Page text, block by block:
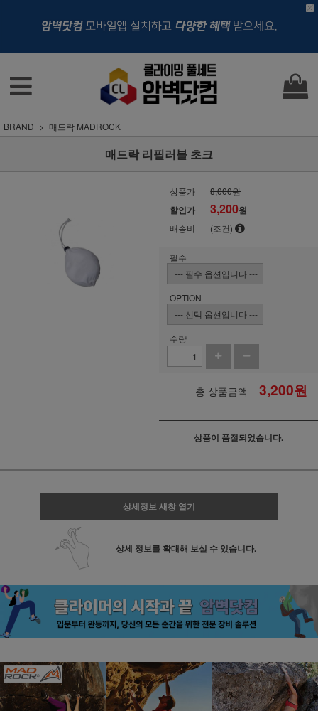
BRAND 매드락 MADROCK
매드락 리필러블 초크
상품가 8,000원
할인가 3,200원
배송비 (조건)
필수
OPTION
수량
총 상품금액 3,200원
상품이 품절되었습니다.
상세정보 새창 열기
상세 정보를 확대해 보실 수 있습니다.